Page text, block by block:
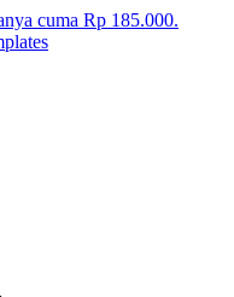
cuma Rp 185.000.